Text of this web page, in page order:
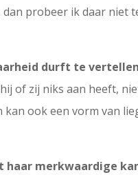
probeer ik daar niet
durft te
of zij niks aan heeft,
ook een vorm van
merkwaardige